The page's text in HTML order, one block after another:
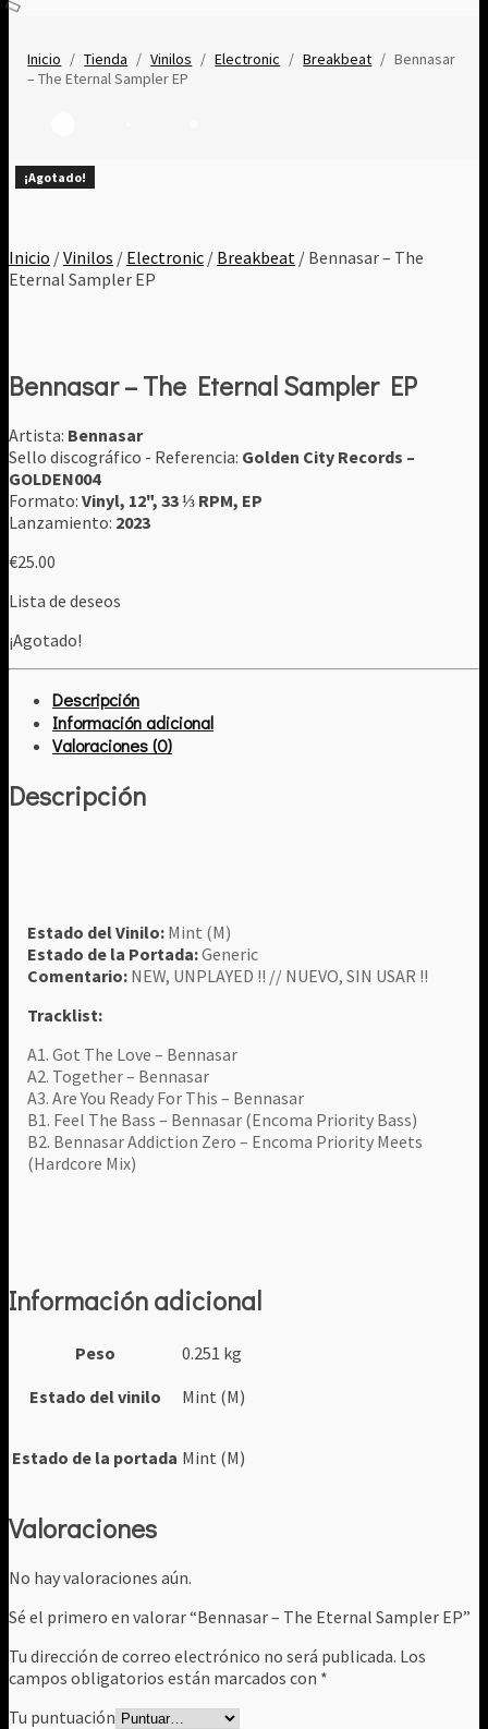
Inicio / Tienda / Vinilos / Electronic / Breakbeat / Bennasar
‎– The Eternal Sampler EP
Inicio /Vinilos / Electronic / Breakbeat / Bennasar ‎– The
Eternal Sampler EP
¡Agotado!
Bennasar ‎– The Eternal Sampler EP
Artista: Bennasar
Sello discográfico - Referencia: Golden City Records ‎–
GOLDEN004
Formato: Vinyl, 12", 33 ⅓ RPM, EP
Lanzamiento: 2023
€25.00
Lista de deseos
¡Agotado!
Descripción
Información adicional
Valoraciones (0)
Descripción
Estado del Vinilo: Mint (M)
Estado de la Portada:Generic
Comentario: NEW, UNPLAYED !! // NUEVO, SIN USAR !!
Tracklist:
A1. Got The Love – Bennasar
A2. Together – Bennasar
A3. Are You Ready For This – Bennasar
B1. Feel The Bass – Bennasar (Encoma Priority Bass)
B2. Bennasar Addiction Zero – Encoma Priority Meets
(Hardcore Mix)
Información adicional
Peso
0.251 kg
Estado del vinilo
Mint (M)
Estado de la portada Mint (M)
Valoraciones
No hay valoraciones aún.
Sé el primero en valorar “Bennasar ‎– The Eternal Sampler EP”
Tu dirección de correo electrónico no será publicada. Los
campos obligatorios están marcados con *
Tu puntuación
¡Agotado!
¡Agotado!
¡Agotado!
¡Agotado!
¡Agotado!
¡Agotado!
¡Agotado!
¡Agotado!